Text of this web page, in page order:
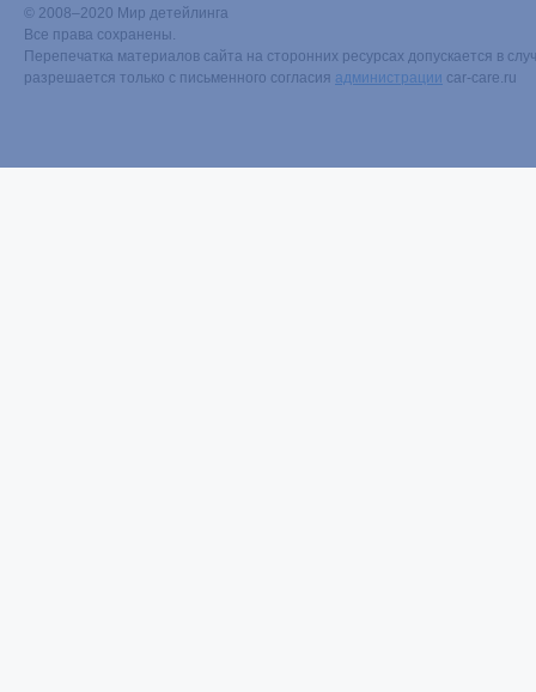
© 2008–2020 Мир детейлинга
Все права сохранены.
Перепечатка материалов сайта на сторонних ресурсах допускается в
разрешается только с письменного согласия администрации car-care.ru